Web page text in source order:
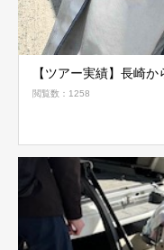
【ツアー実績】長崎
閲覧数：1258